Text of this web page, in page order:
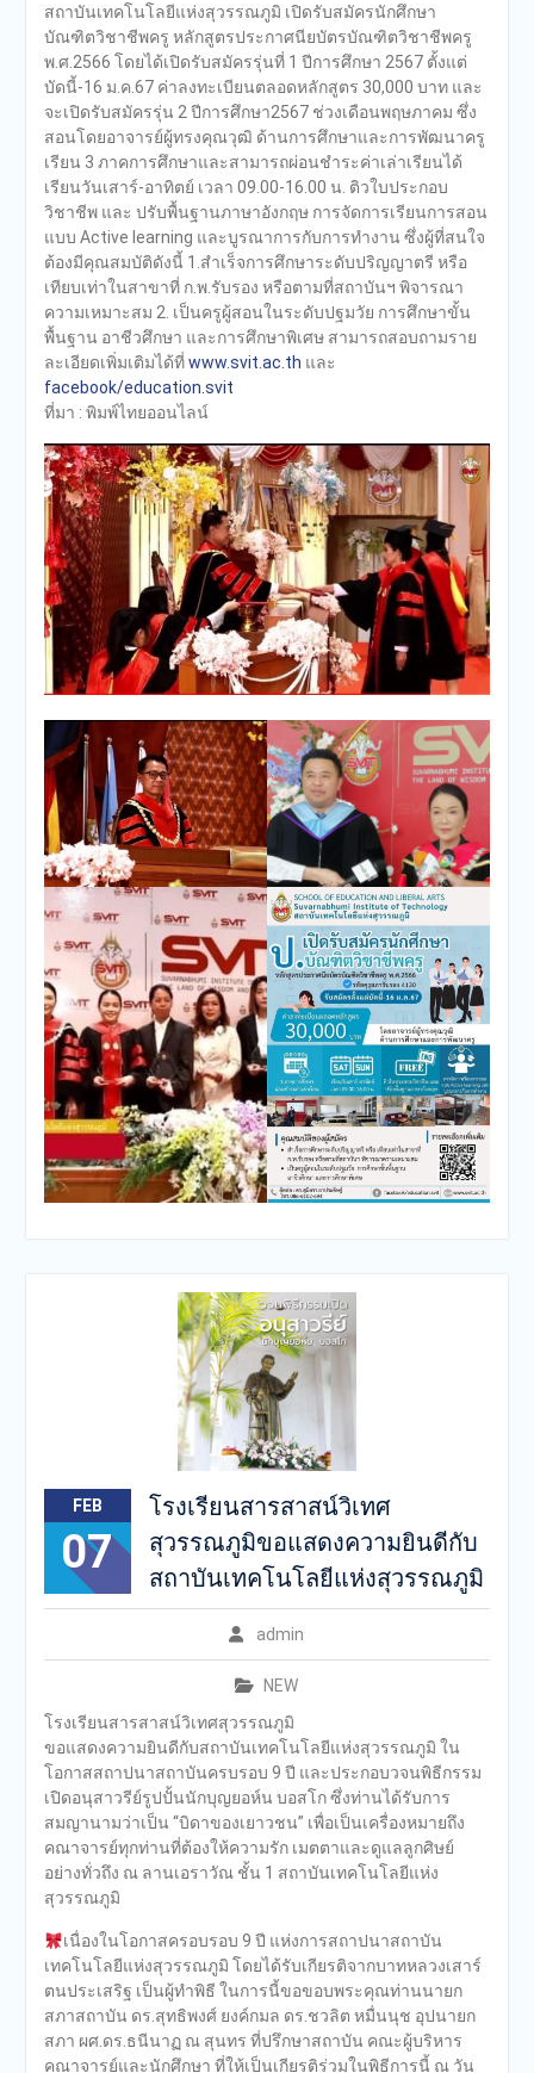
สถาบันเทคโนโลยีแห่งสุวรรณภูมิ เปิดรับสมัครนักศึกษา
บัณฑิตวิชาชีพครู หลักสูตรประกาศนียบัตรบัณฑิตวิชาชีพครู
พ.ศ.2566 โดยได้เปิดรับสมัครรุ่นที่ 1 ปีการศึกษา 2567 ตั้งแต่
บัดนี้-16 ม.ค.67 ค่าลงทะเบียนตลอดหลักสูตร 30,000 บาท และ
จะเปิดรับสมัครรุ่น 2 ปีการศึกษา2567 ช่วงเดือนพฤษภาคม ซึ่ง
สอนโดยอาจารย์ผู้ทรงคุณวุฒิ ด้านการศึกษาและการพัฒนาครู
เรียน 3 ภาคการศึกษาและสามารถผ่อนชำระค่าเล่าเรียนได้
เรียนวันเสาร์-อาทิตย์ เวลา 09.00-16.00 น. ติวใบประกอบ
วิชาชีพ และ ปรับพื้นฐานภาษาอังกฤษ การจัดการเรียนการสอน
แบบ Active learning และบูรณาการกับการทำงาน ซึ่งผู้ที่สนใจ
ต้องมีคุณสมบัติดังนี้ 1.สำเร็จการศึกษาระดับปริญญาตรี หรือ
เทียบเท่าในสาขาที่ ก.พ.รับรอง หรือตามที่สถาบันฯ พิจารณา
ความเหมาะสม 2. เป็นครูผู้สอนในระดับปฐมวัย การศึกษาขั้น
พื้นฐาน อาชีวศึกษา และการศึกษาพิเศษ สามารถสอบถามราย
ละเอียดเพิ่มเติมได้ที่www.svit.ac.th และ
facebook/education.svit
ที่มา : พิมพ์ไทยออนไลน์
FEB
07
โรงเรียนสารสาสน์วิเทศ
สุวรรณภูมิขอแสดงความยินดีกับ
สถาบันเทคโนโลยีแห่งสุวรรณภูมิ
admin
NEW
โรงเรียนสารสาสน์วิเทศสุวรรณภูมิ
ขอแสดงความยินดีกับสถาบันเทคโนโลยีแห่งสุวรรณภูมิ ใน
โอกาสสถาปนาสถาบันครบรอบ 9 ปี และประกอบวจนพิธีกรรม
เปิดอนุสาวรีย์รูปปั้นนักบุญยอห์น บอสโก ซึ่งท่านได้รับการ
สมญานามว่าเป็น “บิดาของเยาวชน” เพื่อเป็นเครื่องหมายถึง
คณาจารย์ทุกท่านที่ต้องให้ความรัก เมตตาและดูแลลูกศิษย์
อย่างทั่วถึง ณ ลานเอราวัณ ชั้น 1 สถาบันเทคโนโลยีแห่ง
สุวรรณภูมิ
เนื่องในโอกาสครอบรอบ 9 ปี แห่งการสถาปนาสถาบัน
เทคโนโลยีแห่งสุวรรณภูมิ โดยได้รับเกียรติจากบาทหลวงเสาร์
ตนประเสริฐ เป็นผู้ทำพิธี ในการนี้ขอขอบพระคุณท่านนายก
สภาสถาบัน ดร.สุทธิพงศ์ ยงค์กมล ดร.ชวลิต หมื่นนุช อุปนายก
สภา ผศ.ดร.ธนีนาฏ ณ สุนทร ที่ปรึกษาสถาบัน คณะผู้บริหาร
คณาจารย์และนักศึกษา ที่ให้เป็นเกียรติร่วมในพิธีการนี้ ณ วัน